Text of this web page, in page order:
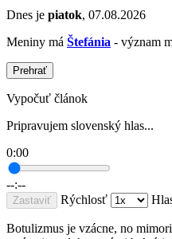
Dnes je piatok, 07.08.2026
Meniny má Štefánia - význam
Prehrať
Vypočuť článok
Pripravujem slovenský hlas...
0:00
--:--
Zastaviť Rýchlosť
Botulizmus je vzácne, no